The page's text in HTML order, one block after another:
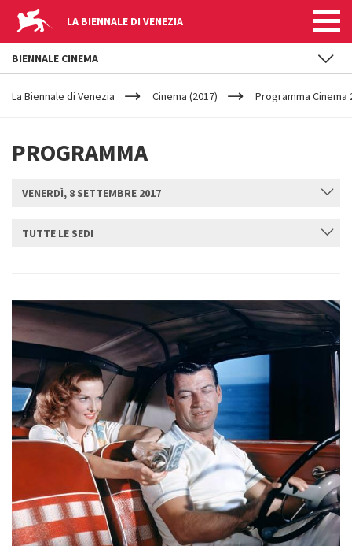
LA BIENNALE DI VENEZIA
YOUR
ARE
La Biennale di Venezia Cinema (2017) Programma Cinema
PROGRAMMA
VENERDÌ, 8 SETTEMBRE 2017
TUTTE LE SEDI
BIENNALE CINEMA